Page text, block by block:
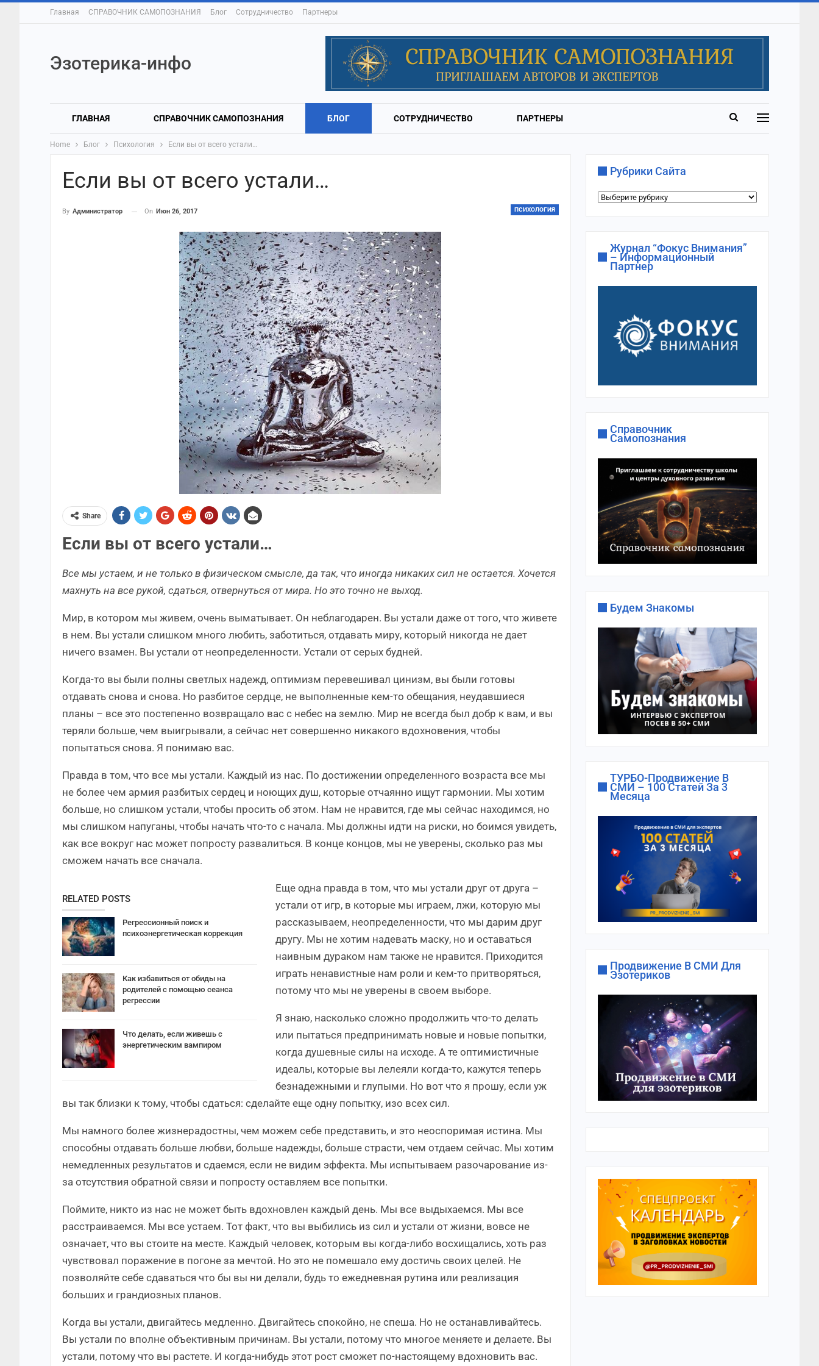
Главная СПРАВОЧНИК САМОПОЗНАНИЯ Блог Сотрудничество Партнеры
Эзотерика-инфо
ГЛАВНАЯ СПРАВОЧНИК САМОПОЗНАНИЯ БЛОГ СОТРУДНИЧЕСТВО ПАРТНЕРЫ
Home Блог Психология Если вы от всего устали…
Если вы от всего устали…
ПСИХОЛОГИЯ
By Администратор On Июн 26, 2017
Share
Если вы от всего устали…
Все мы устаем, и не только в физическом смысле, да так, что иногда никаких сил не остается. Хочется
махнуть на все рукой, сдаться, отвернуться от мира. Но это точно не выход.
Мир, в котором мы живем, очень выматывает. Он неблагодарен. Вы устали даже от того, что живете
в нем. Вы устали слишком много любить, заботиться, отдавать миру, который никогда не дает
ничего взамен. Вы устали от неопределенности. Устали от серых будней.
Когда-то вы были полны светлых надежд, оптимизм перевешивал цинизм, вы были готовы
отдавать снова и снова. Но разбитое сердце, не выполненные кем-то обещания, неудавшиеся
планы – все это постепенно возвращало вас с небес на землю. Мир не всегда был добр к вам, и вы
теряли больше, чем выигрывали, а сейчас нет совершенно никакого вдохновения, чтобы
попытаться снова. Я понимаю вас.
Правда в том, что все мы устали. Каждый из нас. По достижении определенного возраста все мы
не более чем армия разбитых сердец и ноющих душ, которые отчаянно ищут гармонии. Мы хотим
больше, но слишком устали, чтобы просить об этом. Нам не нравится, где мы сейчас находимся, но
мы слишком напуганы, чтобы начать что-то с начала. Мы должны идти на риски, но боимся увидеть,
как все вокруг нас может попросту развалиться. В конце концов, мы не уверены, сколько раз мы
сможем начать все сначала.
RELATED POSTS
Регрессионный поиск и
психоэнергетическая коррекция
Как избавиться от обиды на
родителей с помощью сеанса
регрессии
Что делать, если живешь с
энергетическим вампиром
Еще одна правда в том, что мы устали друг от друга –
устали от игр, в которые мы играем, лжи, которую мы
рассказываем, неопределенности, что мы дарим друг
другу. Мы не хотим надевать маску, но и оставаться
наивным дураком нам также не нравится. Приходится
играть ненавистные нам роли и кем-то притворяться,
потому что мы не уверены в своем выборе.
Я знаю, насколько сложно продолжить что-то делать
или пытаться предпринимать новые и новые попытки,
когда душевные силы на исходе. А те оптимистичные
идеалы, которые вы лелеяли когда-то, кажутся теперь
безнадежными и глупыми. Но вот что я прошу, если уж
вы так близки к тому, чтобы сдаться: сделайте еще одну попытку, изо всех сил.
Мы намного более жизнерадостны, чем можем себе представить, и это неоспоримая истина. Мы
способны отдавать больше любви, больше надежды, больше страсти, чем отдаем сейчас. Мы хотим
немедленных результатов и сдаемся, если не видим эффекта. Мы испытываем разочарование из-
за отсутствия обратной связи и попросту оставляем все попытки.
Поймите, никто из нас не может быть вдохновлен каждый день. Мы все выдыхаемся. Мы все
расстраиваемся. Мы все устаем. Тот факт, что вы выбились из сил и устали от жизни, вовсе не
означает, что вы стоите на месте. Каждый человек, которым вы когда-либо восхищались, хоть раз
чувствовал поражение в погоне за мечтой. Но это не помешало ему достичь своих целей. Не
позволяйте себе сдаваться что бы вы ни делали, будь то ежедневная рутина или реализация
больших и грандиозных планов.
Когда вы устали, двигайтесь медленно. Двигайтесь спокойно, не спеша. Но не останавливайтесь.
Вы устали по вполне объективным причинам. Вы устали, потому что многое меняете и делаете. Вы
устали, потому что вы растете. И когда-нибудь этот рост сможет по-настоящему вдохновить вас.
Рубрики Сайта
Рубрики
Журнал “Фокус Внимания”
– Информационный
Партнер
Справочник
Самопознания
Будем Знакомы
ТУРБО-Продвижение В
СМИ – 100 Статей За 3
Месяца
Продвижение В СМИ Для
Эзотериков